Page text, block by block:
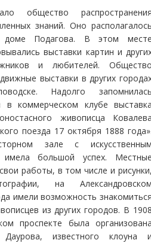
общество
знаний. Оно
Подагова. В этом
выставки картин и
и любителей.
выставки в других
Надолго
в коммерческом клубе
живописца
поезда 17 октября 1888
зале с
имела большой успех.
работы, в том числе и
на
имели возможность
из других городов. В
проспекте была
известного клоуна